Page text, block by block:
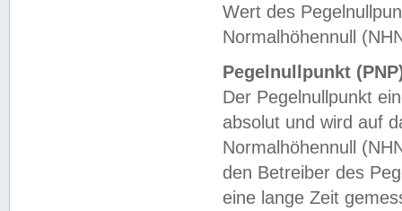
Wert des
Normalhöhennull
Pegelnullpunkt
Der Pegelnullpunkt
absolut und wird auf
Normalhöhennull
den Betreiber des
eine lange Zeit